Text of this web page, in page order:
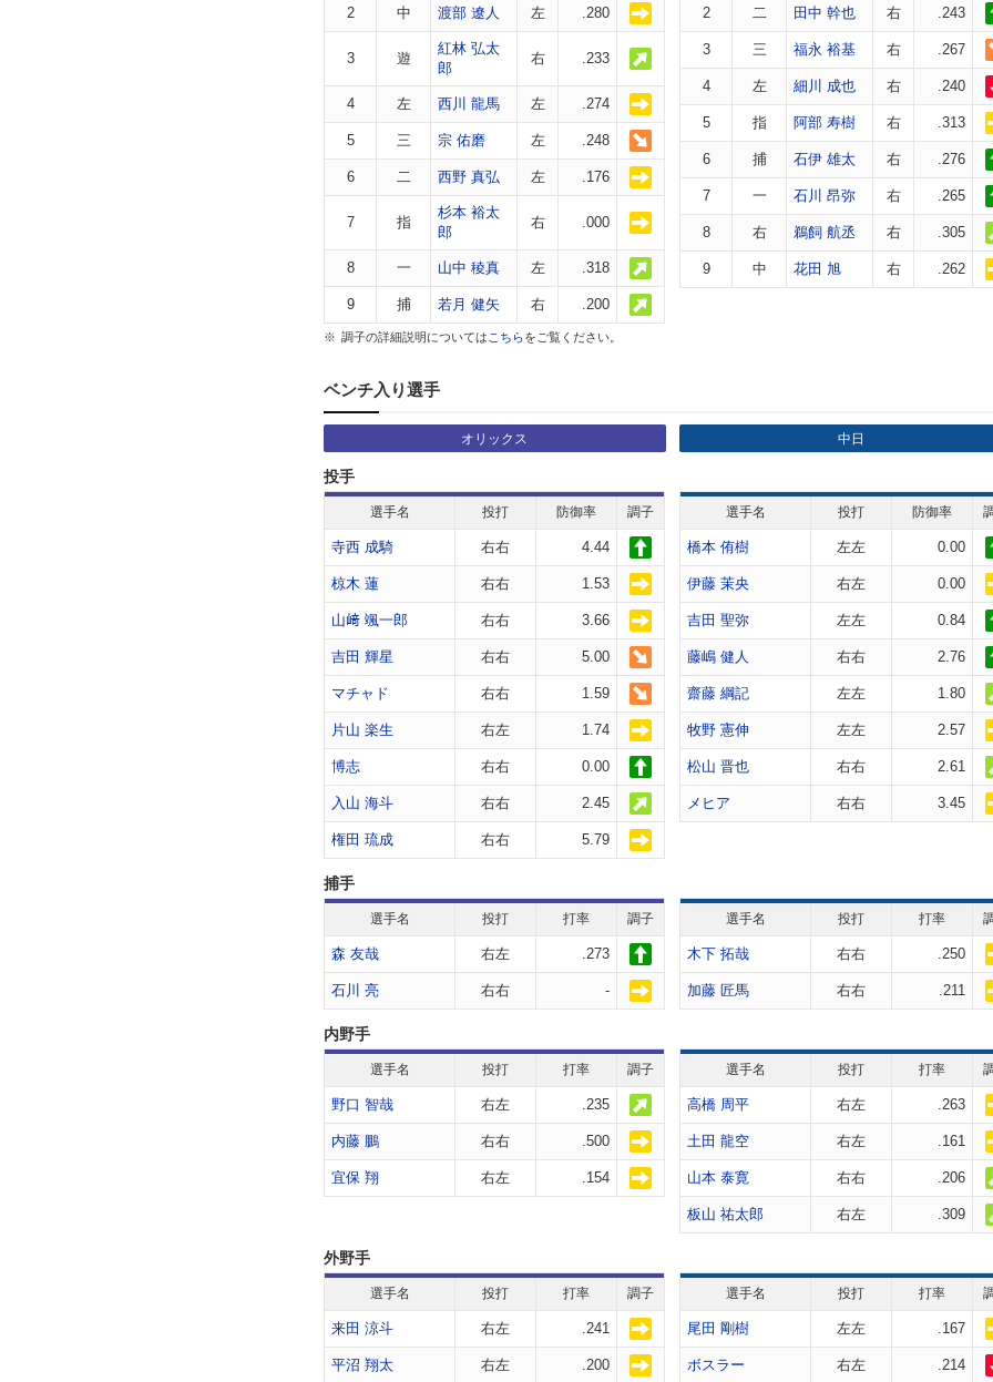
2 中 渡部 遼人 左 .280
3 遊
紅林 弘太
郎
右 .233
4 左 西川 龍馬 左 .274
5 三 宗 佑磨 左 .248
6 二 西野 真弘 左 .176
7 指
杉本 裕太
郎
右 .000
8 一 山中 稜真 左 .318
9 捕 若月 健矢 右 .200
2 二 田中 幹也 右 .243
3 三 福永 裕基 右 .267
4 左 細川 成也 右 .240
5 指 阿部 寿樹 右 .313
6 捕 石伊 雄太 右 .276
7 一 石川 昂弥 右 .265
8 右 鵜飼 航丞 右 .305
9 中 花田 旭 右 .262
調子の詳細説明については こちらをご覧ください。
ベンチ入り選手
オリックス 中日
投手
選手名 投打 防御率 調子
寺西 成騎 右右 4.44
椋木 蓮 右右 1.53
山﨑 颯一郎 右右 3.66
吉田 輝星 右右 5.00
マチャド 右右 1.59
片山 楽生 右左 1.74
博志 右右 0.00
入山 海斗 右右 2.45
権田 琉成 右右 5.79
選手名 投打 防御率
橋本 侑樹 左左 0.00
伊藤 茉央 右左 0.00
吉田 聖弥 左左 0.84
藤嶋 健人 右右 2.76
齋藤 綱記 左左 1.80
牧野 憲伸 左左 2.57
松山 晋也 右右 2.61
メヒア 右右 3.45
捕手
選手名 投打 打率 調子
森 友哉 右左 .273
石川 亮 右右 -
選手名 投打 打率
木下 拓哉 右右 .250
加藤 匠馬 右右 .211
内野手
選手名 投打 打率 調子
野口 智哉 右左 .235
内藤 鵬 右右 .500
宜保 翔 右左 .154
選手名 投打 打率
高橋 周平 右左 .263
土田 龍空 右左 .161
山本 泰寛 右右 .206
板山 祐太郎 右左 .309
外野手
選手名 投打 打率 調子
来田 涼斗 右左 .241
平沼 翔太 右左 .200
選手名 投打 打率
尾田 剛樹 左左 .167
ボスラー 右左 .214